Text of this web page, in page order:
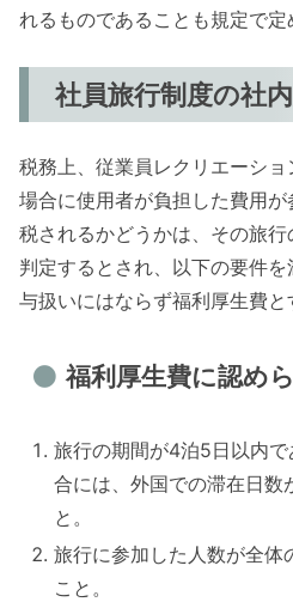
れるものであることも規定で定
社員旅行制度の社
税務上、従業員レクリエーシ
場合に使用者が負担した費用
税されるかどうかは、その旅
判定するとされ、以下の要件
与扱いにはならず福利厚生費と
福利厚生費に認め
旅行の期間が4泊5日以内
合には、外国での滞在日数
と。
旅行に参加した人数が全体
こと。